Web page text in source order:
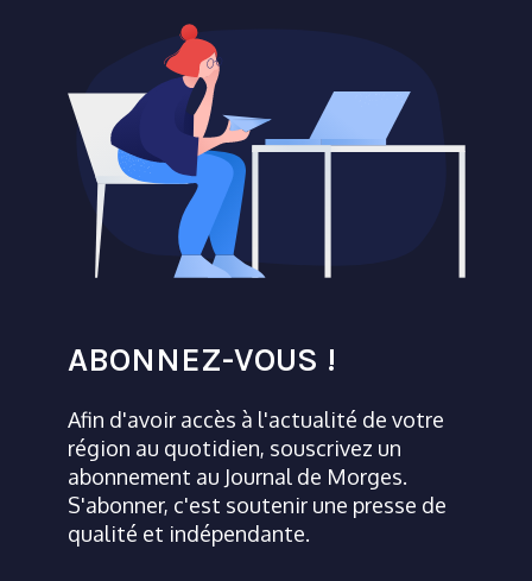
ABONNEZ-VOUS !
Afin d'avoir accès à l'actualité de votre
région au quotidien, souscrivez un
abonnement au Journal de Morges.
S'abonner, c'est soutenir une presse de
qualité et indépendante.